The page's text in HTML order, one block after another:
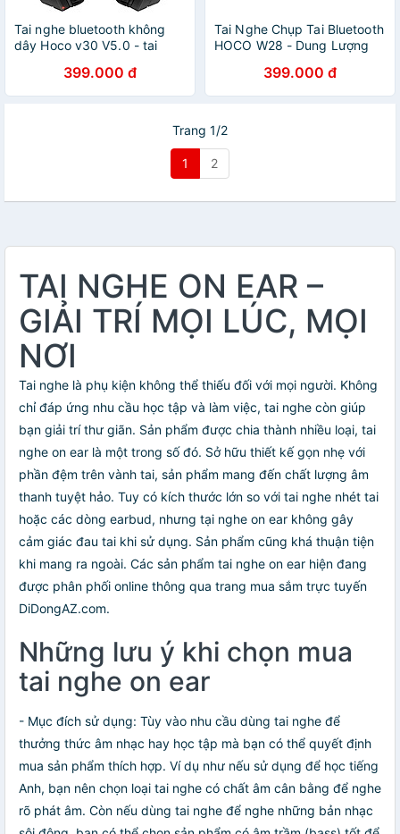
Tai nghe bluetooth không
dây Hoco v30 V5.0 - tai
thể gập lại - hàng chính
hãng
399.000 đ
Tai Nghe Chụp Tai Bluetooth
HOCO W28 - Dung Lượng
399.000 đ
Trang 1/2
1 2
TAI NGHE ON EAR –
GIẢI TRÍ MỌI LÚC, MỌI
NƠI
Tai nghe là phụ kiện không thể thiếu đối với mọi người. Không
chỉ đáp ứng nhu cầu học tập và làm việc, tai nghe còn giúp
bạn giải trí thư giãn. Sản phẩm được chia thành nhiều loại, tai
nghe on ear là một trong số đó. Sở hữu thiết kế gọn nhẹ với
phần đệm trên vành tai, sản phẩm mang đến chất lượng âm
thanh tuyệt hảo. Tuy có kích thước lớn so với tai nghe nhét tai
hoặc các dòng earbud, nhưng tại nghe on ear không gây
cảm giác đau tai khi sử dụng. Sản phẩm cũng khá thuận tiện
khi mang ra ngoài. Các sản phẩm tai nghe on ear hiện đang
được phân phối online thông qua trang mua sắm trực tuyến
DiDongAZ.com.
Những lưu ý khi chọn mua
tai nghe on ear
- Mục đích sử dụng: Tùy vào nhu cầu dùng tai nghe để
thưởng thức âm nhạc hay học tập mà bạn có thể quyết định
mua sản phẩm thích hợp. Ví dụ như nếu sử dụng để học tiếng
Anh, bạn nên chọn loại tai nghe có chất âm cân bằng để nghe
rõ phát âm. Còn nếu dùng tai nghe để nghe những bản nhạc